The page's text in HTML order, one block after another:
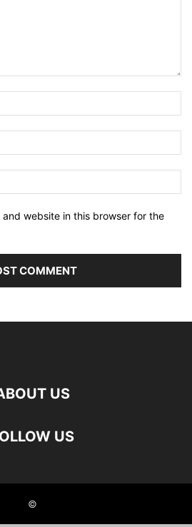
and website in this browser for the
US
US
©